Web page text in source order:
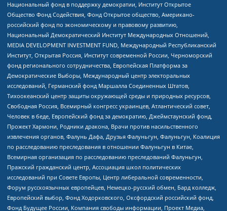
Национальный фонд в поддержку демократии, Институт Открытое
Общество Фонд Содействия, Фонд Открытое общество, Американо-
российский фонд по экономическому и правовому развитию,
Национальный Демократический Институт Международных Отношений,
MEDIA DEVELOPMENT INVESTMENT FUND, Международный Республиканский
Институт, Открытая Россия, Институт современной России, Черноморский
фонд регионального сотрудничества, Европейская Платформа за
Демократические Выборы, Международный центр электоральных
исследований, Германский фонд Маршалла Соединенных Штатов,
Тихоокеанский центр защиты окружающей среды и природных ресурсов,
Свободная Россия, Всемирный конгресс украинцев, Атлантический совет,
Человек в беде, Европейский фонд за демократию, Джеймстаунский фонд,
Прожект Хармони, Родники дракона, Врачи против насильственного
извлечения органов, Фалунь Дафа, Друзья Фалуньгун, Фалуньгун, Коалиция
по расследованию преследования в отношении Фалуньгун в Китае,
Всемирная организация по расследованию преследований Фалуньгун,
Пражский гражданский центр, Ассоциация школ политических
исследований при Совете Европы, Центр либеральной современности,
Форум русскоязычных европейцев, Немецко-русский обмен, Бард колледж,
Европейский выбор, Фонд Ходорковского, Оксфордский российский фонд,
Фонд Будущее России, Компания свободы информации, Проект Медиа,